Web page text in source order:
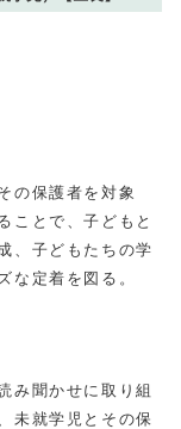
の保護者を対象
ことで、子どもと
、子どもたちの学
な定着を図る。
み聞かせに取り組
未就学児とその保